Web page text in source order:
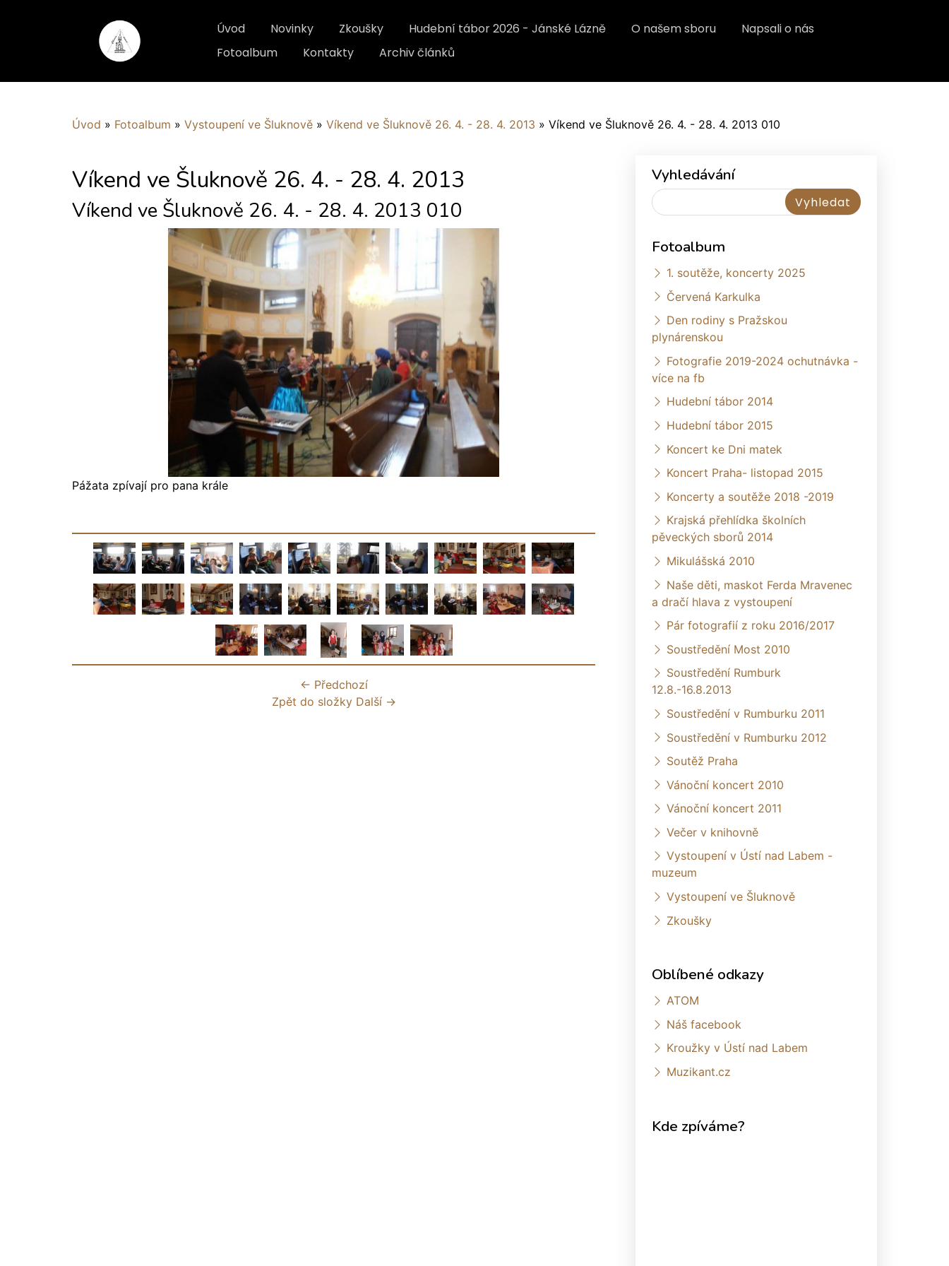
Úvod Novinky Zkoušky Hudební tábor 2026 - Jánské Lázně O našem sboru
Napsali o nás
Fotoalbum
Kontakty Archiv článků
Úvod » Fotoalbum » Vystoupení ve Šluknově » Víkend ve Šluknově 26. 4. - 28. 4. 2013 » Víkend ve Šluknově 26. 4. - 28. 4. 2013 010
Víkend ve Šluknově 26. 4. - 28. 4. 2013
Víkend ve Šluknově 26. 4. - 28. 4. 2013 010
Pážata zpívají pro pana krále
← Předchozí
Zpět do složky Další →
Vyhledávání
Fotoalbum
1. soutěže, koncerty 2025
Červená Karkulka
Den rodiny s Pražskou
plynárenskou
Fotografie 2019-2024 ochutnávka -
více na fb
Hudební tábor 2014
Hudební tábor 2015
Koncert ke Dni matek
Koncert Praha- listopad 2015
Koncerty a soutěže 2018 -2019
Krajská přehlídka školních
pěveckých sborů 2014
Mikulášská 2010
Naše děti, maskot Ferda Mravenec
a dračí hlava z vystoupení
Pár fotografií z roku 2016/2017
Soustředění Most 2010
Soustředění Rumburk
12.8.-16.8.2013
Soustředění v Rumburku 2011
Soustředění v Rumburku 2012
Soutěž Praha
Vánoční koncert 2010
Vánoční koncert 2011
Večer v knihovně
Vystoupení v Ústí nad Labem -
muzeum
Vystoupení ve Šluknově
Zkoušky
Oblíbené odkazy
ATOM
Náš facebook
Kroužky v Ústí nad Labem
Muzikant.cz
Kde zpíváme?